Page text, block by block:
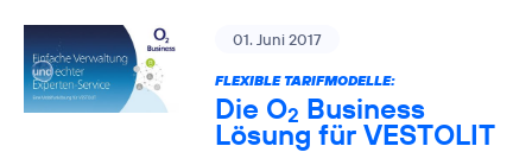
01. Juni 2017
FLEXIBLE TARIFMODELLE:
Die O2 Business
Lösung für VESTOLIT